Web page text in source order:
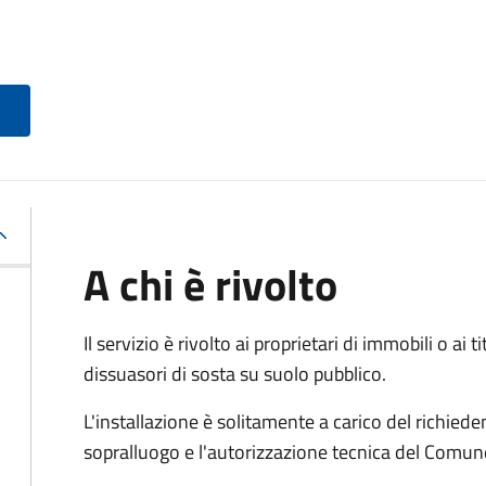
A chi è rivolto
Il servizio è rivolto ai proprietari di immobili o ai
dissuasori di sosta su suolo pubblico.
L'installazione è solitamente a carico del
sopralluogo e l'autorizzazione tecnica del